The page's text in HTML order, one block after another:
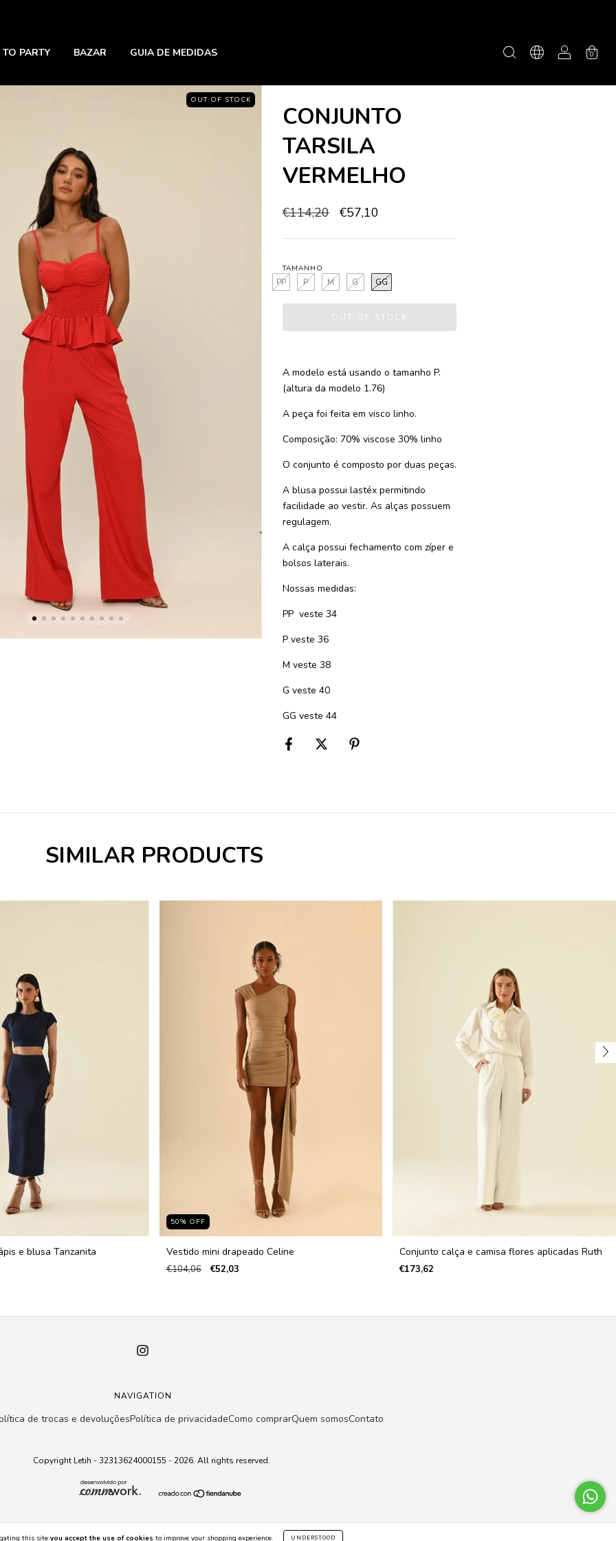
TO PARTY BAZAR GUIA DE MEDIDAS 0
this site you accept the use of cookies to improve your shopping experience. UNDERSTOOD
OUT OF STOCK
CONJUNTO
TARSILA
VERMELHO
€114,20 €57,10
TAMANHO
GG
G
M
P
PP
A modelo está usando o tamanho P.
(altura da modelo 1.76)
A peça foi feita em visco linho.
Composição: 70% viscose 30% linho
O conjunto é composto por duas peças.
A blusa possui lastéx permitindo
facilidade ao vestir. As alças possuem
regulagem.
A calça possui fechamento com zíper e
bolsos laterais.
Nossas medidas:
PP veste 34
P veste 36
M veste 38
G veste 40
GG veste 44
SIMILAR PRODUCTS
e blusa Tanzanita
50% OFF
Vestido mini drapeado Celine
€104,06 €52,03
Conjunto calça e camisa flores aplicadas Ruth
€173,62
NAVIGATION
de trocas e devoluçõesPolítica de privacidadeComo comprarQuem somosContato
Copyright Letih - 32313624000155 - 2026. All rights reserved.